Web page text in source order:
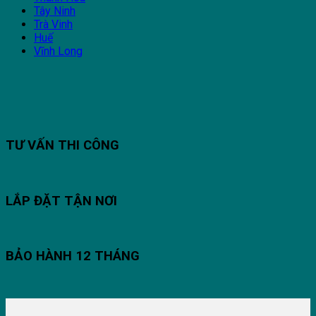
Tây Ninh
Trà Vinh
Huế
Vĩnh Long
TƯ VẤN THI CÔNG
LẮP ĐẶT TẬN NƠI
BẢO HÀNH 12 THÁNG